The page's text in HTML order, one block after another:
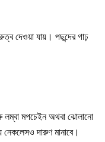
দেওয়া যায়। পছন্দের গাঢ়
লম্বা মপচেইন অথবা ঝোলানো
নেকলেসও দারুণ মানাবে।